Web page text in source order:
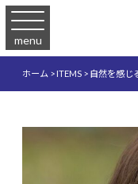
menu
ホーム>ITEMS>自然を感じ